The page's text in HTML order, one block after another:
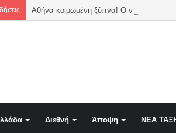
Διεθνή Άποψη NEA